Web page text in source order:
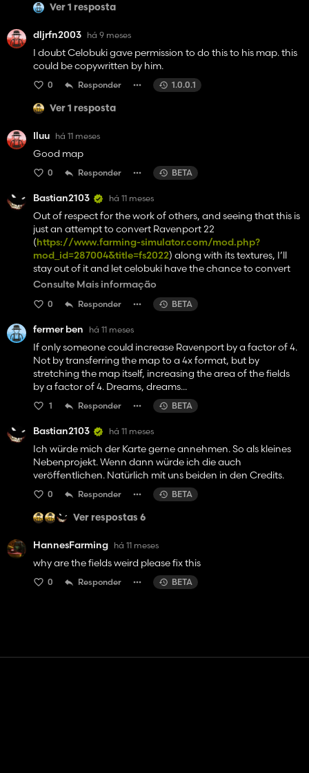
Ver 1 resposta
dljrfn2003 há 9 meses
I doubt Celobuki gave permission to do this to his map. this
could be copywritten by him.
0 Responder 1.0.0.1
Ver 1 resposta
Iluu há 11 meses
Good map
0 Responder BETA
Bastian2103 há 11 meses
Out of respect for the work of others, and seeing that this is
just an attempt to convert Ravenport 22
(https://www.farming-simulator.com/mod.php?
mod_id=287004&title=fs2022) along with its textures, I’ll
stay out of it and let celobuki have the chance to convert
his map to FS25 himself. I’ll get back to focusing on my own
project. I’m sorry for raising your hopes, but I hope you
understand.
Consulte Mais informação
0 Responder BETA
fermer ben há 11 meses
If only someone could increase Ravenport by a factor of 4.
Not by transferring the map to a 4x format, but by
stretching the map itself, increasing the area of the fields
by a factor of 4. Dreams, dreams...
1 Responder BETA
Bastian2103 há 11 meses
Ich würde mich der Karte gerne annehmen. So als kleines
Nebenprojekt. Wenn dann würde ich die auch
veröffentlichen. Natürlich mit uns beiden in den Credits.
0 Responder BETA
Ver respostas 6
HannesFarming há 11 meses
why are the fields weird please fix this
0 Responder BETA